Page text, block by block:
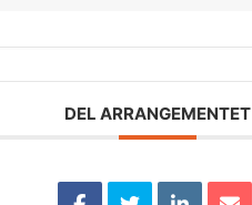
DEL ARRANGEMENTET